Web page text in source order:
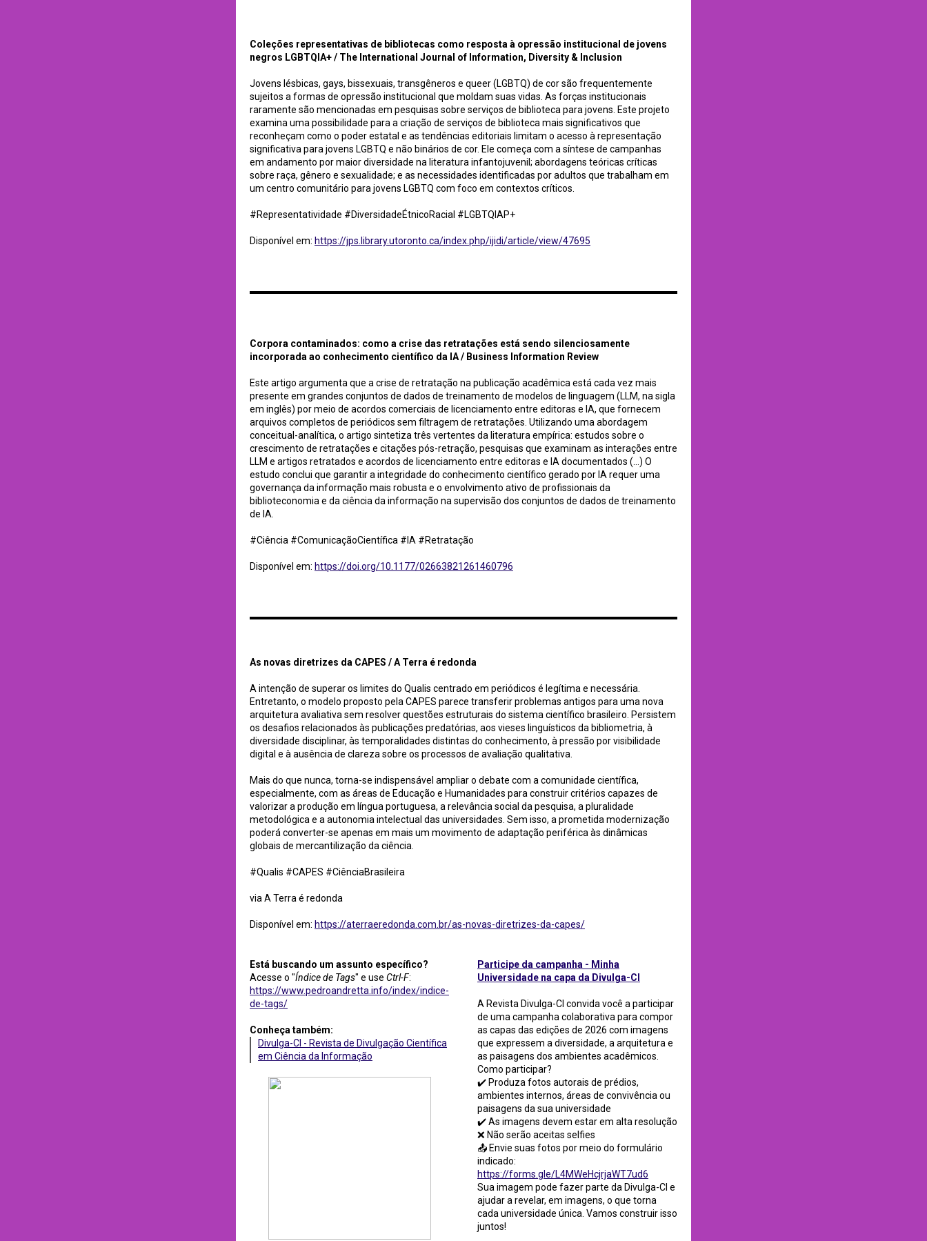
Coleções representativas de bibliotecas como resposta à opressão institucional de jovens
negros LGBTQIA+ / The International Journal of Information, Diversity & Inclusion
Jovens lésbicas, gays, bissexuais, transgêneros e queer (LGBTQ) de cor são frequentemente
sujeitos a formas de opressão institucional que moldam suas vidas. As forças institucionais
raramente são mencionadas em pesquisas sobre serviços de biblioteca para jovens. Este projeto
examina uma possibilidade para a criação de serviços de biblioteca mais significativos que
reconheçam como o poder estatal e as tendências editoriais limitam o acesso à representação
significativa para jovens LGBTQ e não binários de cor. Ele começa com a síntese de campanhas
em andamento por maior diversidade na literatura infantojuvenil; abordagens teóricas críticas
sobre raça, gênero e sexualidade; e as necessidades identificadas por adultos que trabalham em
um centro comunitário para jovens LGBTQ com foco em contextos críticos.
#Representatividade #DiversidadeÉtnicoRacial #LGBTQIAP+
Disponível em: https://jps.library.utoronto.ca/index.php/ijidi/article/view/47695
Corpora contaminados: como a crise das retratações está sendo silenciosamente
incorporada ao conhecimento científico da IA / Business Information Review
Este artigo argumenta que a crise de retratação na publicação acadêmica está cada vez mais
presente em grandes conjuntos de dados de treinamento de modelos de linguagem (LLM, na sigla
em inglês) por meio de acordos comerciais de licenciamento entre editoras e IA, que fornecem
arquivos completos de periódicos sem filtragem de retratações. Utilizando uma abordagem
conceitual-analítica, o artigo sintetiza três vertentes da literatura empírica: estudos sobre o
crescimento de retratações e citações pós-retração, pesquisas que examinam as interações entre
LLM e artigos retratados e acordos de licenciamento entre editoras e IA documentados (...) O
estudo conclui que garantir a integridade do conhecimento científico gerado por IA requer uma
governança da informação mais robusta e o envolvimento ativo de profissionais da
biblioteconomia e da ciência da informação na supervisão dos conjuntos de dados de treinamento
de IA.
#Ciência #ComunicaçãoCientífica #IA #Retratação
Disponível em: https://doi.org/10.1177/02663821261460796
As novas diretrizes da CAPES / A Terra é redonda
A intenção de superar os limites do Qualis centrado em periódicos é legítima e necessária.
Entretanto, o modelo proposto pela CAPES parece transferir problemas antigos para uma nova
arquitetura avaliativa sem resolver questões estruturais do sistema científico brasileiro. Persistem
os desafios relacionados às publicações predatórias, aos vieses linguísticos da bibliometria, à
diversidade disciplinar, às temporalidades distintas do conhecimento, à pressão por visibilidade
digital e à ausência de clareza sobre os processos de avaliação qualitativa.
Mais do que nunca, torna-se indispensável ampliar o debate com a comunidade científica,
especialmente, com as áreas de Educação e Humanidades para construir critérios capazes de
valorizar a produção em língua portuguesa, a relevância social da pesquisa, a pluralidade
metodológica e a autonomia intelectual das universidades. Sem isso, a prometida modernização
poderá converter-se apenas em mais um movimento de adaptação periférica às dinâmicas
globais de mercantilização da ciência.
#Qualis #CAPES #CiênciaBrasileira
via A Terra é redonda
Disponível em: https://aterraeredonda.com.br/as-novas-diretrizes-da-capes/
Está buscando um assunto específico?
Acesse o "Índice de Tags" e use Ctrl-F:
https://www.pedroandretta.info/index/indice-
de-tags/
Conheça também:
Divulga-CI - Revista de Divulgação Científica
em Ciência da Informação
Participe da campanha - Minha
Universidade na capa da Divulga-CI
A Revista Divulga-CI convida você a participar
de uma campanha colaborativa para compor
as capas das edições de 2026 com imagens
que expressem a diversidade, a arquitetura e
as paisagens dos ambientes acadêmicos.
Como participar?
✔️ Produza fotos autorais de prédios,
ambientes internos, áreas de convivência ou
paisagens da sua universidade
✔️ As imagens devem estar em alta resolução
❌ Não serão aceitas selfies
📤 Envie suas fotos por meio do formulário
indicado:
https://forms.gle/L4MWeHcjrjaWT7ud6
Sua imagem pode fazer parte da Divulga-CI e
ajudar a revelar, em imagens, o que torna
cada universidade única. Vamos construir isso
juntos!